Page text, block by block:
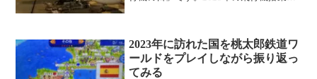
2023年に訪れた国を桃太郎鉄道ワ
ールドをプレイしながら振り返っ
てみる